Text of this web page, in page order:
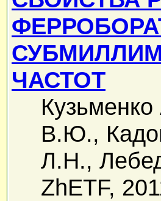
ЧАСТОТ
В.Ю.,
Л.Н.,
ZhETF,